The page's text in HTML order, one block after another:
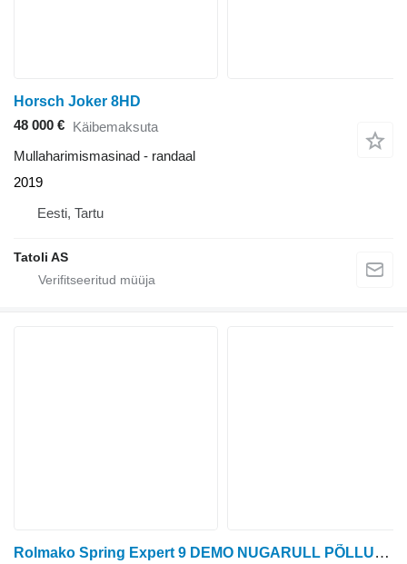
Horsch Joker 8HD
48 000 € Käibemaksuta
Mullaharimismasinad - randaal
2019
Eesti, Tartu
Tatoli AS
Rolmako Spring Expert 9 DEMO NUGARULL PÕLLUÄKE ROLMAKO SPRING EXPERT 9M